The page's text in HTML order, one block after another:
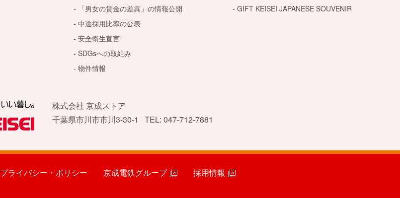
「男女の賃金の差異」の情報公開
中途採用比率の公表
安全衛生宣言
SDGsへの取組み
物件情報
GIFT KEISEI JAPANESE SOUVENIR
株式会社 京成ストア
千葉県市川市市川3-30-1
TEL: 047-712-7881
プライバシー・ポリシー 京成電鉄グループ 採用情報